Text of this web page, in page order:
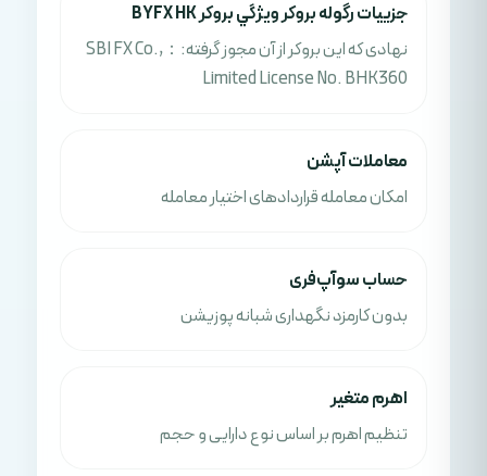
جزييات رگوله بروکر ويژگي بروکر BYFX HK
نهادی که این بروکر از آن مجوز گرفته:：SBI FX Co.,
Limited License No. BHK360
معاملات آپشن
امکان معامله قراردادهای اختیار معامله
حساب سوآپ‌فری
بدون کارمزد نگهداری شبانه پوزیشن
اهرم متغیر
تنظیم اهرم بر اساس نوع دارایی و حجم